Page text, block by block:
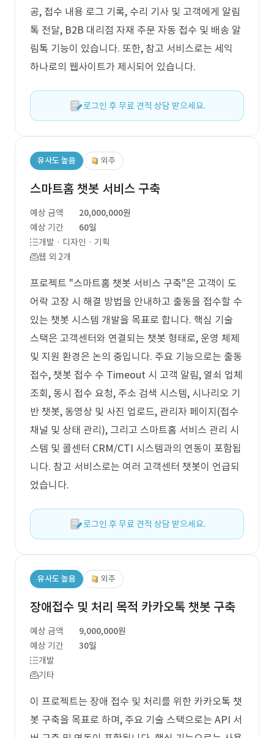
공, 접수 내용 로그 기록, 수리 기사 및 고객에게 알림
톡 전달, B2B 대리점 자재 주문 자동 접수 및 배송 알
림톡 기능이 있습니다. 또한, 참고 서비스로는 세익
하나로의 웹사이트가 제시되어 있습니다.
로그인 후 무료 견적 상담 받으세요.
유사도 높음 외주
스마트홈 챗봇 서비스 구축
예상 금액
20,000,000원
예상 기간
60일
개발 · 디자인 · 기획
웹 외 2개
프로젝트 "스마트홈 챗봇 서비스 구축"은 고객이 도
어락 고장 시 해결 방법을 안내하고 출동을 접수할 수
있는 챗봇 시스템 개발을 목표로 합니다. 핵심 기술
스택은 고객센터와 연결되는 챗봇 형태로, 운영 체제
및 지원 환경은 논의 중입니다. 주요 기능으로는 출동
접수, 챗봇 접수 수 Timeout 시 고객 알림, 열쇠 업체
조회, 동시 접수 요청, 주소 검색 시스템, 시나리오 기
반 챗봇, 동영상 및 사진 업로드, 관리자 페이지(접수
채널 및 상태 관리), 그리고 스마트홈 서비스 관리 시
스템 및 콜센터 CRM/CTI 시스템과의 연동이 포함됩
니다. 참고 서비스로는 여러 고객센터 챗봇이 언급되
었습니다.
로그인 후 무료 견적 상담 받으세요.
유사도 높음 외주
장애접수 및 처리 목적 카카오톡 챗봇 구축
예상 금액
9,000,000원
예상 기간
30일
개발
기타
이 프로젝트는 장애 접수 및 처리를 위한 카카오톡 챗
봇 구축을 목표로 하며, 주요 기술 스택으로는 API 서